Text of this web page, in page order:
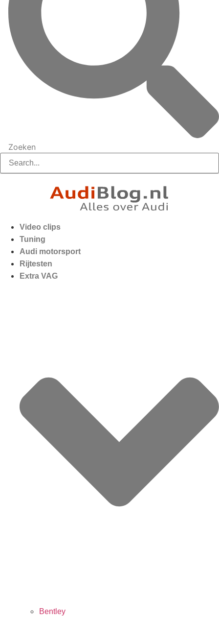
Zoeken
Video clips
Tuning
Audi motorsport
Rijtesten
Extra VAG
Bentley